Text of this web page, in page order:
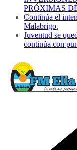
PRÓXIMAS
Continúa el
Malabrigo.
Juventud se
continúa con